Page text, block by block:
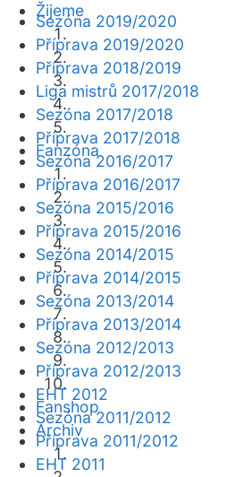
Žijeme
Fanzóna
Fanshop
Archiv
Sezóna 2019/2020
Příprava 2019/2020
Příprava 2018/2019
Liga mistrů 2017/2018
Sezóna 2017/2018
Příprava 2017/2018
Sezóna 2016/2017
Příprava 2016/2017
Sezóna 2015/2016
Příprava 2015/2016
Sezóna 2014/2015
Příprava 2014/2015
Sezóna 2013/2014
Příprava 2013/2014
Sezóna 2012/2013
Příprava 2012/2013
EHT 2012
Sezóna 2011/2012
Příprava 2011/2012
EHT 2011